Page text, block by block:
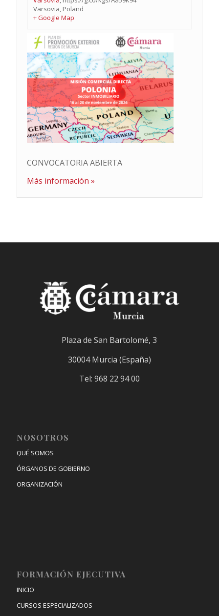
Varsovia, Poland
+ Google Map
CONVOCATORIA ABIERTA
Más información »
Plaza de San Bartolomé, 3
30004 Murcia (España)
Tel: 968 22 94 00
NOSOTROS
QUÉ SOMOS
ÓRGANOS DE GOBIERNO
ORGANIZACIÓN
FORMACIÓN EJECUTIVA
INICIO
CURSOS ESPECIALIZADOS